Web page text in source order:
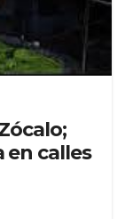
en calles